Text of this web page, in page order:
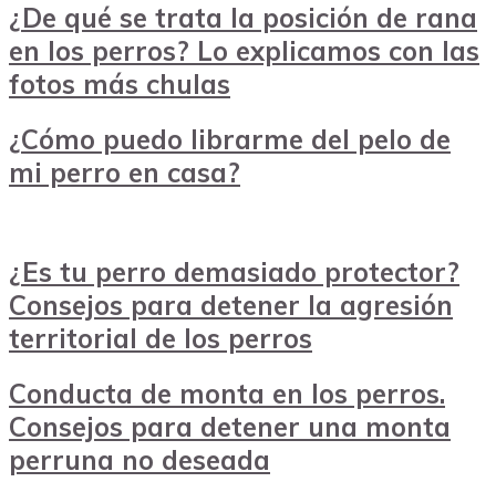
¿De qué se trata la posición de rana
en los perros? Lo explicamos con las
fotos más chulas
¿Cómo puedo librarme del pelo de
mi perro en casa?
¿Es tu perro demasiado protector?
Consejos para detener la agresión
territorial de los perros
Conducta de monta en los perros.
Consejos para detener una monta
perruna no deseada